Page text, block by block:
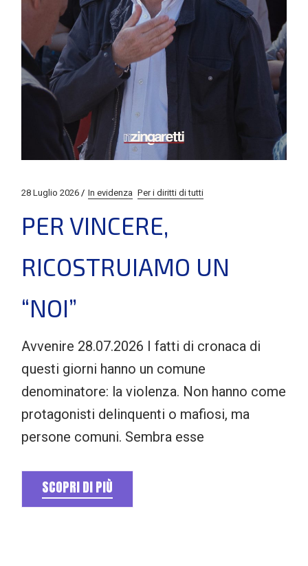
28 Luglio 2026 In evidenza Per i diritti di tutti
PER VINCERE,
RICOSTRUIAMO UN
“NOI”
Avvenire 28.07.2026 I fatti di cronaca di
questi giorni hanno un comune
denominatore: la violenza. Non hanno come
protagonisti delinquenti o mafiosi, ma
persone comuni. Sembra esse
SCOPRI DI PIÙ